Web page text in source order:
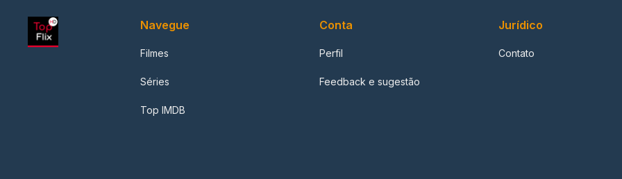
Navegue
Filmes
Séries
Top IMDB
Conta
Perfil
Feedback e sugestão
Jurídico
Contato